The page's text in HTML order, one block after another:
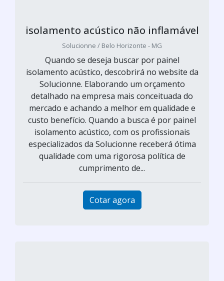
isolamento acústico não inflamável
Solucionne / Belo Horizonte - MG
Quando se deseja buscar por painel
isolamento acústico, descobrirá no website da
Solucionne. Elaborando um orçamento
detalhado na empresa mais conceituada do
mercado e achando a melhor em qualidade e
custo benefício. Quando a busca é por painel
isolamento acústico, com os profissionais
especializados da Solucionne receberá ótima
qualidade com uma rigorosa política de
cumprimento de...
Cotar agora